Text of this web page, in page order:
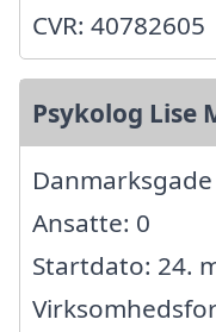
CVR: 40782605
Psykolog Lise
Ansatte: 0
Startdato: 24.